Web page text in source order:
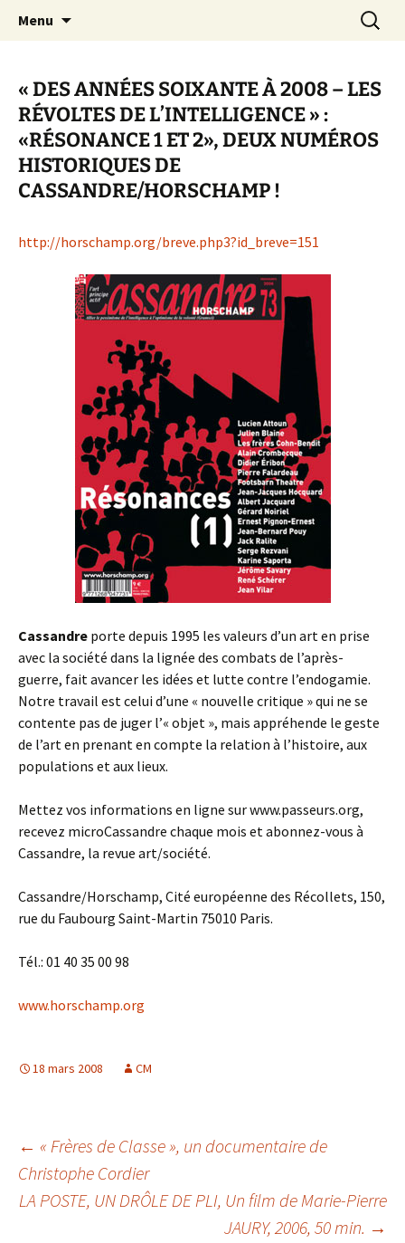
Canal Marches
Menu
« DES ANNÉES SOIXANTE À 2008 – LES
RÉVOLTES DE L’INTELLIGENCE » :
«RÉSONANCE 1 ET 2», DEUX NUMÉROS
HISTORIQUES DE
CASSANDRE/HORSCHAMP !
http://horschamp.org/breve.php3?id_breve=151
Cassandre porte depuis 1995 les valeurs d’un art en prise
avec la société dans la lignée des combats de l’après-
guerre, fait avancer les idées et lutte contre l’endogamie.
Notre travail est celui d’une « nouvelle critique » qui ne se
contente pas de juger l’« objet », mais appréhende le geste
de l’art en prenant en compte la relation à l’histoire, aux
populations et aux lieux.
Mettez vos informations en ligne sur www.passeurs.org,
recevez microCassandre chaque mois et abonnez-vous à
Cassandre, la revue art/société.
Cassandre/Horschamp, Cité européenne des Récollets, 150,
rue du Faubourg Saint-Martin 75010 Paris.
Tél.: 01 40 35 00 98
www.horschamp.org
18 mars 2008 CM
Navigation
des
← « Frères de Classe », un documentaire de
Christophe Cordier
LA POSTE, UN DRÔLE DE PLI, Un film de Marie-Pierre
JAURY, 2006, 50 min. →